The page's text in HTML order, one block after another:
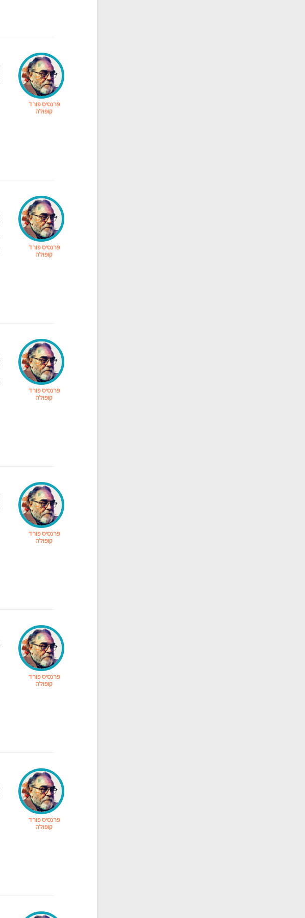
פרנסיס פורד
קופולה
פרנסיס פורד
קופולה
פרנסיס פורד
קופולה
פרנסיס פורד
קופולה
פרנסיס פורד
קופולה
פרנסיס פורד
קופולה